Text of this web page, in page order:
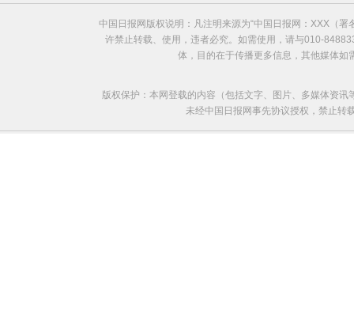
中国日报网版权说明：凡注明来源为“中国日报网：XXX（
许禁止转载、使用，违者必究。如需使用，请与010-
体，目的在于传播更多信息，其他媒体
版权保护：本网登载的内容（包括文字、图片、多媒体资
未经中国日报网事先协议授权，禁止转